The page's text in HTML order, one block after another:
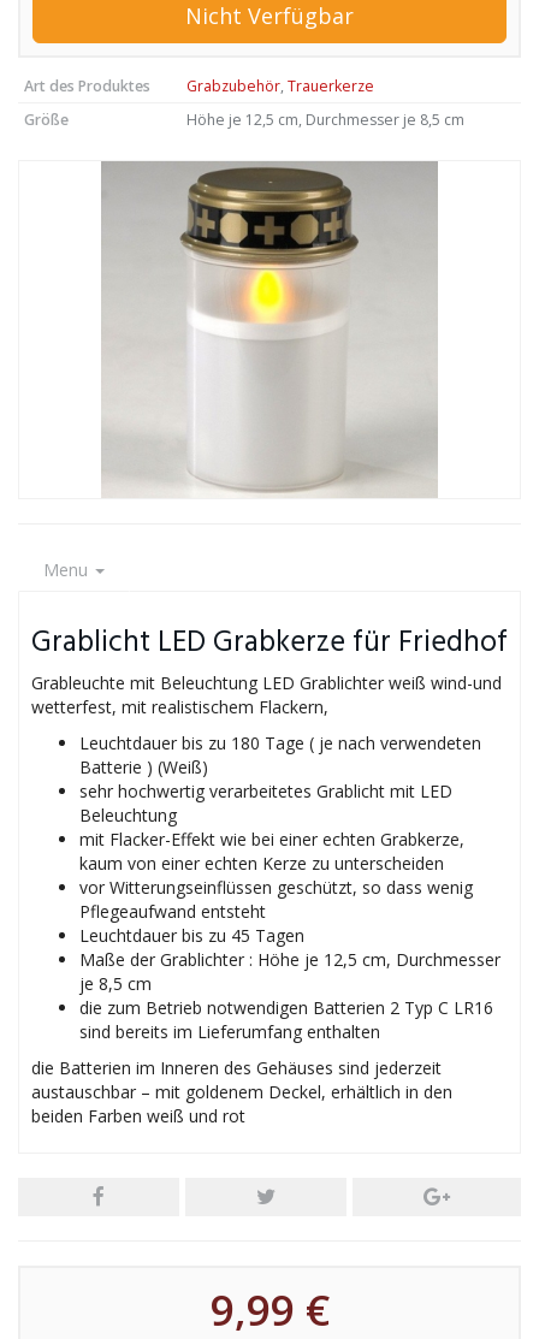
Nicht Verfügbar
Art des Produktes Grabzubehör, Trauerkerze
Größe
Höhe je 12,5 cm, Durchmesser je 8,5 cm
Menu
Grablicht LED Grabkerze für Friedhof
Grableuchte mit Beleuchtung LED Grablichter weiß wind-und
wetterfest, mit realistischem Flackern,
Leuchtdauer bis zu 180 Tage ( je nach verwendeten
Batterie ) (Weiß)
sehr hochwertig verarbeitetes Grablicht mit LED
Beleuchtung
mit Flacker-Effekt wie bei einer echten Grabkerze,
kaum von einer echten Kerze zu unterscheiden
vor Witterungseinflüssen geschützt, so dass wenig
Pflegeaufwand entsteht
Leuchtdauer bis zu 45 Tagen
Maße der Grablichter : Höhe je 12,5 cm, Durchmesser
je 8,5 cm
die zum Betrieb notwendigen Batterien 2 Typ C LR16
sind bereits im Lieferumfang enthalten
die Batterien im Inneren des Gehäuses sind jederzeit
austauschbar – mit goldenem Deckel, erhältlich in den
beiden Farben weiß und rot
9,99 €